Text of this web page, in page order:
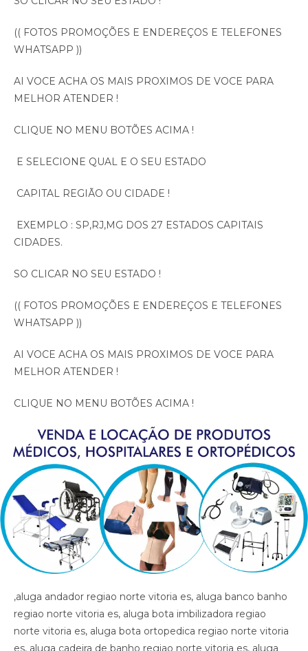
(( FOTOS PROMOÇÕES E ENDEREÇOS E TELEFONES
WHATSAPP ))
AI VOCE ACHA OS MAIS PROXIMOS DE VOCE PARA
MELHOR ATENDER !
CLIQUE NO MENU BOTÕES ACIMA !
E SELECIONE QUAL E O SEU ESTADO
CAPITAL REGIÃO OU CIDADE !
EXEMPLO : SP,RJ,MG DOS 27 ESTADOS CAPITAIS
CIDADES.
SO CLICAR NO SEU ESTADO !
(( FOTOS PROMOÇÕES E ENDEREÇOS E TELEFONES
WHATSAPP ))
AI VOCE ACHA OS MAIS PROXIMOS DE VOCE PARA
MELHOR ATENDER !
CLIQUE NO MENU BOTÕES ACIMA !
,aluga andador regiao norte vitoria es, aluga banco banho regiao norte vitoria es, aluga bota imbilizadora regiao norte vitoria es, aluga bota ortopedica regiao norte vitoria es, aluga cadeira de banho regiao norte vitoria es, aluga cadeira de roda com elevacao de pernas regiao norte vitoria es, aluga cadeira de roda regiao norte vitoria es, aluga cadeira de roda gordo regiao norte vitoria es, aluga cadeira de roda obeso regiao norte vitoria es, aluga cadeira de rodas para perna reta regiao norte vitoria es, aluga cama fawler regiao norte vitoria es, aluga cama hospitalar regiao norte vitoria es, aluga diva regiao norte vitoria es, aluga maca regiao norte vitoria es, aluga muleta regiao norte vitoria es, alugar cama hospitalar regiao norte vitoria es , aluguel andador regiao norte vitoria es, aluguel banco de banho regiao norte vitoria es, aluguel bota imobilizadora regiao norte vitoria es, aluguel bota ortopedica regiao norte vitoria es, aluguel cadeira de banho regiao norte vitoria es, aluguel cadeira de roda regiao norte vitoria es, aluguel cadeira de roda gordo regiao norte vitoria es, aluguel cadeira de roda obeso regiao norte vitoria es, aluguel cadeira de rodas com elevacao de pernas regiao norte vitoria es, aluguel cadeira de rodas para perna reta regiao norte vitoria es, aluguel cama fawler regiao norte vitoria es, aluguel cama hospitalar regiao norte vitoria es, aluguel diva regiao norte vitoria es, aluguel maca regiao norte vitoria es, aluguel maca regiao norte vitoria es, aluguel muleta regiao norte vitoria es, andador regiao norte vitoria es, artigos hospitalares regiao norte vitoria es, assento para banho regiao norte vitoria es, banco para banho regiao norte vitoria es, bota imibilizadora regiao norte vitoria es, bota imobilizadora regiao norte vitoria es, bota ortopedica barata regiao norte vitoria es, bota ortopedica regiao norte vitoria es, cadeira de higiene regiao norte vitoria es, cadeira de banho regiao norte vitoria es, cadeira de higiene regiao norte vitoria es, cadeira de necessidades regiao norte vitoria es, cadeira de roda gordo regiao norte vitoria es, cadeira de roda obeso regiao norte vitoria es, cadeira de rodas aluguel regiao norte vitoria es, cadeira de rodas elevacao de pernas regiao norte vitoria es, cadeira de rodas higienica regiao norte vitoria es, cadeira de rodas para banho preco regiao norte vitoria es, cadeira de rodas para gordo regiao norte vitoria es, cadeira higienica dobravel regiao norte vitoria es, cadeira higienica preco regiao norte vitoria es, cadeira para banho preco regiao norte vitoria es, cadeira para vaso regiao norte vitoria es, cadeiras de rodas regiao norte vitoria es, calha afo ortopedica pe caido regiao norte vitoria es, calha afo ortopedica pe caido regiao norte vitoria es, calha afo ortopedica pe caido regiao norte vitoria es, cama fawler regiao norte vitoria es, cama hospitalar automatica regiao norte vitoria es, cama hospitalar regiao norte vitoria es, cama hospitalar manual regiao norte vitoria es, cedeira de rodas regiao norte vitoria es, cilindro de oxigenio medicinal regiao norte vitoria es, clinica ortopedica regiao norte vitoria es, clinica so trauma regiao norte vitoria es, colar cervical regiao norte vitoria es, diva regiao norte vitoria es, equipamentos medicos regiao norte vitoria es, fisioterapia regiao norte vitoria es, hospital regiao norte vitoria es, hospital so trauma regiao norte vitoria es, imobilizador articulado cotovelo regiao norte vitoria es, imobilizador articulado joelho regiao norte vitoria es, imobilizador articulado joelho regiao norte vitoria es, imobilizador articulado regiao norte vitoria es, joelheira regiao norte vitoria es, joelheira ortopedica brace regiao norte vitoria es, joelheira ortopedica brace regiao norte vitoria es regiao norte vitoria es, joelheira ortopedica regiao norte vitoria es, joelheira ortopedica regiao norte vitoria es, joelheira ortopedica regiao norte vitoria es, joelheira ortopedica regiao norte vitoria es, joelheira ortopedica regiao norte vitoria es, locacao andador regiao norte vitoria es, locacao banco de banho regiao norte vitoria es, locacao bota imobilizadora regiao norte vitoria es, locacao bota ortopedica regiao norte vitoria es, locacao cadeira de banho regiao norte vitoria es, locacao cadeira de roda regiao norte vitoria es, locacao cadeira de roda gordo regiao norte vitoria es, locacao cadeira de roda obeso regiao norte vitoria es, locacao cadeira de rodas elevalcao de pernas regiao norte vitoria es, locacao cama fawler regiao norte vitoria es, locacao cama hospitalar regiao norte vitoria es, locacao de cadeira de rodas regiao norte vitoria es, locacao de cadeira de rodas para perna reta regiao norte vitoria es, locacao diva regiao norte vitoria es, locacao maca regiao norte vitoria es, locacao maca regiao norte vitoria es, locacao muleta regiao norte vitoria es, locadora andador regiao norte vitoria es, locadora banco de banho regiao norte vitoria es, locadora bota imobilizadora regiao norte vitoria es, locadora bota ortopedica regiao norte vitoria es, locadora cadeira de banho regiao norte vitoria es, locadora cadeira de roda regiao norte vitoria es, locadora cadeira de roda gordo regiao norte vitoria es, locadora cadeira de roda obeso regiao norte vitoria es, locadora cadeira de rodas elevecao de pernas, locadora cadeira de rodas para perna reta regiao norte vitoria es, locadora cama fawler regiao norte vitoria es, locadora cama hospitalar regiao norte vitoria es, locadora diva regiao norte vitoria es, locadora maca regiao norte vitoria es, locadora maca regiao norte vitoria es, locadora muleta regiao norte vitoria es, loja bota ortopedica regiao norte vitoria es, loja cadeira de banho regiao norte vitoria es, loja cadeira de roda regiao norte vitoria es, loja cama hospitalar regiao norte vitoria es, loja muleta regiao norte vitoria es, loja produtos medicos regiao norte vitoria es, loja produtos hospitalar regiao norte vitoria es, loja produtos hospitalares regiao norte vitoria es, loja produtos medicos regiao norte vitoria es, loja produtos ortopedicos regiao norte vitoria es, loja vende andador regiao norte vitoria es, loja vende bota ortopedica regiao norte vitoria es, loja vende cadeira de rodas perna reta regiao norte vitoria es, loja vende cama fawler regiao norte vitoria es, loja vende muleta regiao norte vitoria es, loja vende tipoia regiao norte vitoria es, maca regiao norte vitoria es, material cirurgico regiao norte vitoria es, medico ortopedista regiao norte vitoria es, muleta barata regiao norte vitoria es, muleta regiao norte vitoria es, muleta usada regiao norte vitoria es, muletas regiao norte vitoria es, munhequeira regiao norte vitoria es, ortese articulada cotovelo regiao norte vitoria es, ortese articulada cotovelo regiao norte vitoria es, ortese articulado cotovelo regiao norte vitoria es, ortese notuna facite plantar regiao norte vitoria es, ortese noturna facite plantar regiao norte vitoria es, ortese noturna facite plantar regiao norte vitoria es, ortopedia regiao norte vitoria es, poltrona hospitalar preco regiao norte vitoria es, poltrona reclinavel hospitalar regiao norte vitoria es, preco cadeira de banho regiao norte vitoria es, preco cama hospitalar regiao norte vitoria es, produtos hospitalares regiao norte vitoria es, produtos medicos regiao norte vitoria es, reabilitacao regiao norte vitoria es, sutia cirurgia regiao norte vitoria es, sutia ortopedico regiao norte vitoria es, sutia ortopedico regiao norte vitoria es, sutia pos operatorio regiao norte vitoria es, sutia pos operatorio regiao norte vitoria es, tala regiao norte vitoria es, talas regiao norte vitoria es, tipoia regiao norte vitoria es, venda muleta regiao norte vitoria es, vende cadeira de banho regiao norte vitoria es, vende maca regiao norte vitoria es, vende muleta regiao norte vitoria es, vende produtos hospitalares regiao norte vitoria es, vende produtos medicos regiao norte vitoria es, ,aluga andador regiao norte vitoria es, aluga banco banho regiao norte vitoria es, aluga bota imbilizadora regiao norte vitoria es, aluga bota ortopedica regiao norte vitoria es, aluga cadeira de banho regiao norte vitoria es, aluga cadeira de roda com elevacao de pernas regiao norte vitoria es, aluga cadeira de roda regiao norte vitoria es, aluga cadeira de roda gordo regiao norte vitoria es, aluga cadeira de roda obeso regiao norte vitoria es, aluga cadeira de rodas para perna reta regiao norte vitoria es, aluga cama fawler regiao norte vitoria es, aluga cama hospitalar regiao norte vitoria es, aluga diva regiao norte vitoria es, aluga maca regiao norte vitoria es, aluga muleta regiao norte vitoria es, alugar cama hospitalar regiao norte vitoria es , aluguel andador regiao norte vitoria es, aluguel banco de banho regiao norte vitoria es, aluguel bota imobilizadora regiao norte vitoria es, aluguel bota ortopedica regiao norte vitoria es, aluguel cadeira de banho regiao norte vitoria es, aluguel cadeira de roda regiao norte vitoria es, aluguel cadeira de roda gordo regiao norte vitoria es, aluguel cadeira de roda obeso regiao norte vitoria es, aluguel cadeira de rodas com elevacao de pernas regiao norte vitoria es, aluguel cadeira de rodas para perna reta regiao norte vitoria es, aluguel cama fawler regiao norte vitoria es, aluguel cama hospitalar regiao norte vitoria es, aluguel diva regiao norte vitoria es, aluguel maca regiao norte vitoria es, aluguel maca regiao norte vitoria es, aluguel muleta regiao norte vitoria es, andador regiao norte vitoria es, artigos hospitalares regiao norte vitoria es, assento para banho regiao norte vitoria es, banco para banho regiao norte vitoria es, bota imibilizadora regiao norte vitoria es, bota imobilizadora regiao norte vitoria es, bota ortopedica barata regiao norte vitoria es, bota ortopedica regiao norte vitoria es, cadeira de higiene regiao norte vitoria es, cadeira de banho regiao norte vitoria es, cadeira de higiene regiao norte vitoria es, cade